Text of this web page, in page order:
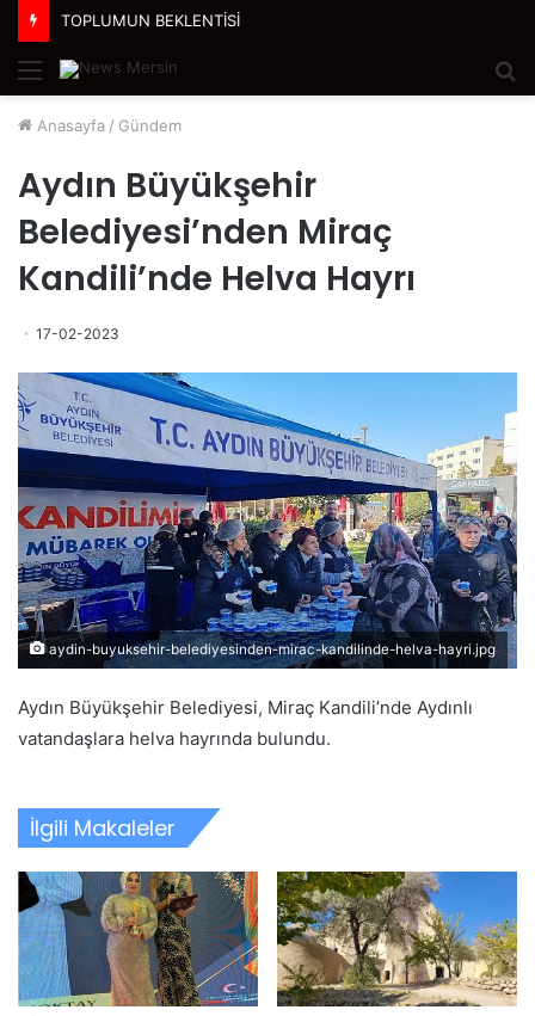
TOPLUMUN BEKLENTİSİ
Menü
Anasayfa / Gündem
Aydın Büyükşehir
Belediyesi’nden Miraç
Kandili’nde Helva Hayrı
17-02-2023
aydin-buyuksehir-belediyesinden-mirac-kandilinde-helva-hayri.jpg
Aydın Büyükşehir Belediyesi, Miraç Kandili’nde Aydınlı
vatandaşlara helva hayrında bulundu.
İlgili Makaleler